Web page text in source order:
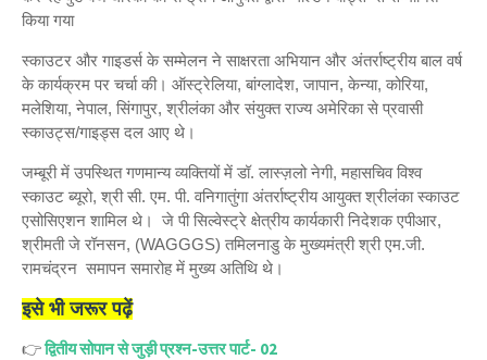
किया गया
स्काउटर और गाइडर्स के सम्मेलन ने साक्षरता अभियान और अंतर्राष्ट्रीय बाल वर्ष
के कार्यक्रम पर चर्चा की। ऑस्ट्रेलिया, बांग्लादेश, जापान, केन्या, कोरिया,
मलेशिया, नेपाल, सिंगापुर, श्रीलंका और संयुक्त राज्य अमेरिका से प्रवासी
स्काउट्स/गाइड्स दल आए थे।
जम्बूरी में उपस्थित गणमान्य व्यक्तियों में डॉ. लास्ज़लो नेगी, महासचिव विश्व
स्काउट ब्यूरो, श्री सी. एम. पी. वनिगातुंगा अंतर्राष्ट्रीय आयुक्त श्रीलंका स्काउट
एसोसिएशन शामिल थे। जे पी सिल्वेस्ट्रे क्षेत्रीय कार्यकारी निदेशक एपीआर,
श्रीमती जे रॉनसन, (WAGGGS) तमिलनाडु के मुख्यमंत्री श्रीएम.जी.
रामचंद्रन समापन समारोह में मुख्य अतिथि थे।
इसे भी जरूर पढ़ें
👉द्वितीय सोपान से जुड़ी प्रश्न-उत्तर पार्ट- 02